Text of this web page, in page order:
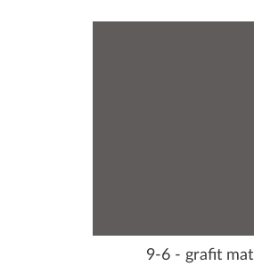
9-6 - grafit mat